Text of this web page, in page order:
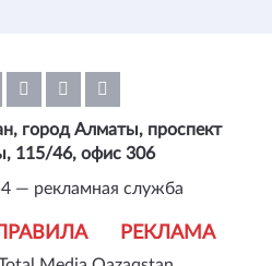
РЕКЛАМА
город Алматы, проспект
115/46, офис 306
— рекламная служба